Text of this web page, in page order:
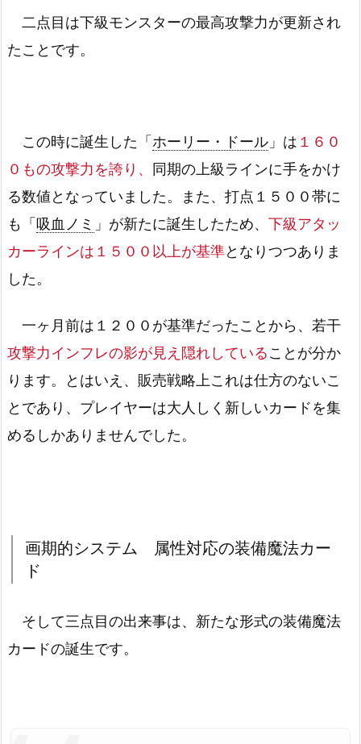
二点目は下級モンスターの最高攻撃力が更新され
たことです。
この時に誕生した「 ホーリー・ドール 」は １６０
０もの攻撃力を誇り、
同期の上級ラインに手をかけ
る数値となっていました。また、打点１５００帯に
も「 吸血ノミ 」が新たに誕生したため、 下級アタッ
カーラインは１５００以上が基準となりつつありま
した。
一ヶ月前は１２００が基準だったことから、若干
攻撃力インフレの影が見え隠れしている ことが分か
ります。とはいえ、販売戦略上これは仕方のないこ
とであり、プレイヤーは大人しく新しいカードを集
めるしかありませんでした。
画期的システム 属性対応の装備魔法カー
ド
そして三点目の出来事は、新たな形式の装備魔法
カードの誕生です。